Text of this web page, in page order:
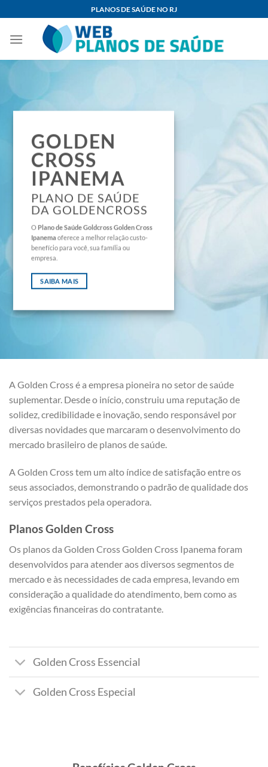
content
PLANOS DE SAÚDE NO RJ
GOLDEN
CROSS
IPANEMA
PLANO DE SAÚDE
DA GOLDENCROSS
O Plano de SaúdeGoldcross Golden Cross
Ipanema oferece a melhor relação custo-
benefício para você, sua família ou
empresa.
SAIBA MAIS
A Golden Cross é a empresa pioneira no setor de saúde
suplementar. Desde o início, construiu uma reputação de
solidez, credibilidade e inovação, sendo responsável por
diversas novidades que marcaram o desenvolvimento do
mercado brasileiro de planos de saúde.
A Golden Cross tem um alto índice de satisfação entre os
seus associados, demonstrando o padrão de qualidade dos
serviços prestados pela operadora.
Planos Golden Cross
Os planos da Golden Cross Golden Cross Ipanema foram
desenvolvidos para atender aos diversos segmentos de
mercado e às necessidades de cada empresa, levando em
consideração a qualidade do atendimento, bem como as
exigências financeiras do contratante.
Golden Cross Essencial
Golden Cross Especial